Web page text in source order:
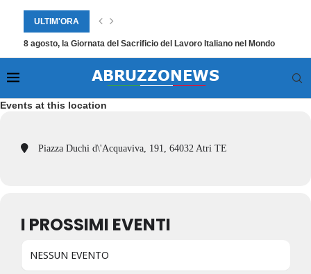
ULTIM'ORA
8 agosto, la Giornata del Sacrificio del Lavoro Italiano nel Mondo
Events at this location
Piazza Duchi d\'Acquaviva, 191, 64032 Atri TE
I PROSSIMI EVENTI
NESSUN EVENTO